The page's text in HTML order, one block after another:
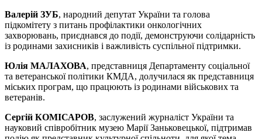
Валерій ЗУБ, народний депутат України та голова
підкомітету з питань профілактики онкологічних
захворювань, приєднався до події, демонструючи солідарність
із родинами захисників і важливість суспільної підтримки.
Юлія МАЛАХОВА, представниця Департаменту соціальної
та ветеранської політики КМДА, долучилася як представниця
міських програм, що працюють із родинами військових та
ветеранів.
Сергій КОМІСАРОВ, заслужений журналіст України та
науковий співробітник музею Марії Заньковецької, підтримав